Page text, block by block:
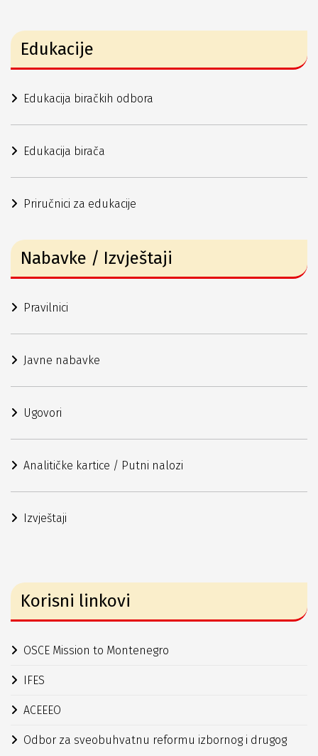
Edukacije
Edukacija biračkih odbora
Edukacija birača
Priručnici za edukacije
Nabavke / Izvještaji
Pravilnici
Javne nabavke
Ugovori
Analitičke kartice / Putni nalozi
Izvještaji
Korisni linkovi
OSCE Mission to Montenegro
IFES
ACEEEO
Odbor za sveobuhvatnu reformu izbornog i drugog